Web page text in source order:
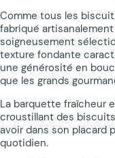
Comme tous les
fabriqué
soigneusement
texture fondante
une générosité en
que les grands
La barquette fraîcheur
croustillant des
avoir dans son placard
quotidien.